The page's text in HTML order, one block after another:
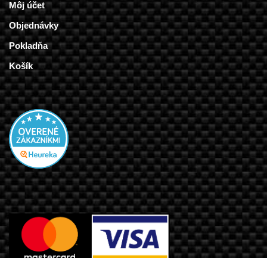
Môj účet
Objednávky
Pokladňa
Košík